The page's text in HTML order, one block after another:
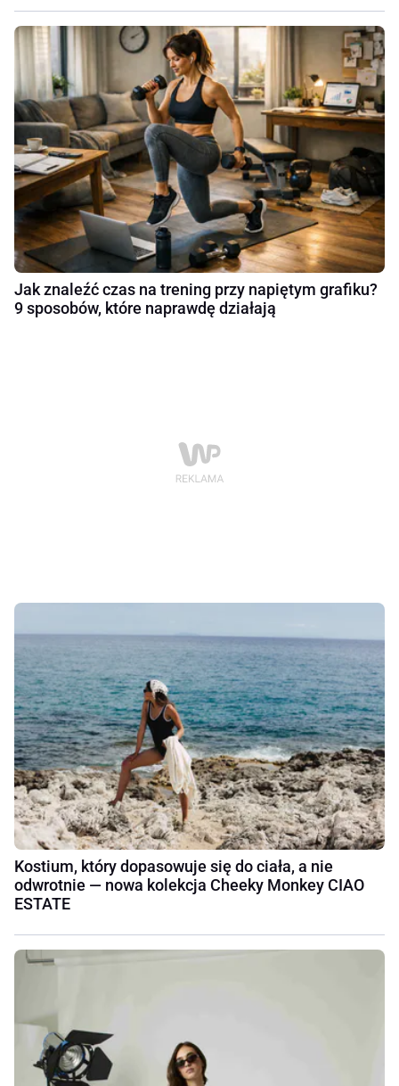
Jak znaleźć czas na trening przy napiętym grafiku?
9 sposobów, które naprawdę działają
Kostium, który dopasowuje się do ciała, a nie
odwrotnie — nowa kolekcja Cheeky Monkey CIAO
ESTATE